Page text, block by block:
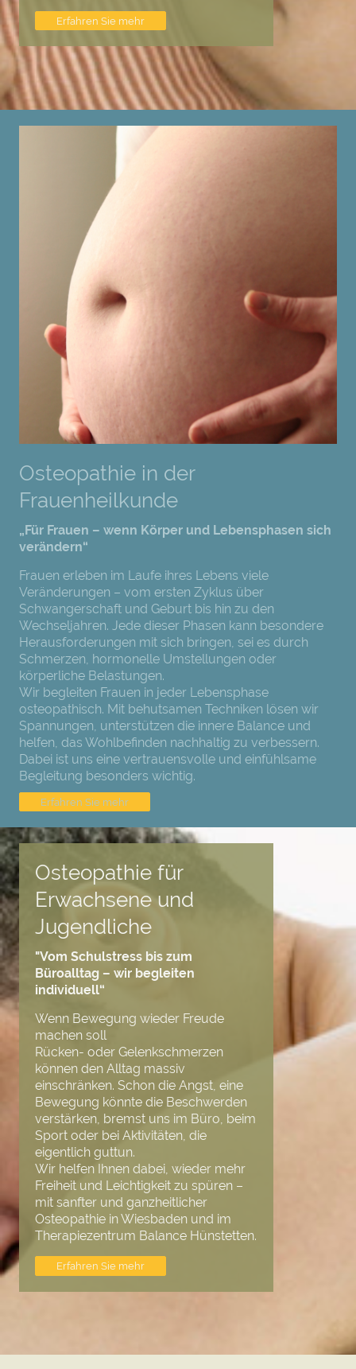
Erfahren Sie mehr
Osteopathie in der
Frauenheilkunde
„Für Frauen – wenn Körper und Lebensphasen sich
verändern“
Frauen erleben im Laufe ihres Lebens viele
Veränderungen – vom ersten Zyklus über
Schwangerschaft und Geburt bis hin zu den
Wechseljahren. Jede dieser Phasen kann besondere
Herausforderungen mit sich bringen, sei es durch
Schmerzen, hormonelle Umstellungen oder
körperliche Belastungen.
Wir begleiten Frauen in jeder Lebensphase
osteopathisch. Mit behutsamen Techniken lösen wir
Spannungen, unterstützen die innere Balance und
helfen, das Wohlbefinden nachhaltig zu verbessern.
Dabei ist uns eine vertrauensvolle und einfühlsame
Begleitung besonders wichtig.
Erfahren Sie mehr
Osteopathie für
Erwachsene und
Jugendliche
"Vom Schulstress bis zum
Büroalltag – wir begleiten
individuell“
Wenn Bewegung wieder Freude
machen soll
Rücken- oder Gelenkschmerzen
können den Alltag massiv
einschränken. Schon die Angst, eine
Bewegung könnte die Beschwerden
verstärken, bremst uns im Büro, beim
Sport oder bei Aktivitäten, die
eigentlich guttun.
Wir helfen Ihnen dabei, wieder mehr
Freiheit und Leichtigkeit zu spüren –
mit sanfter und ganzheitlicher
Osteopathie in Wiesbaden und im
Therapiezentrum Balance Hünstetten.
Erfahren Sie mehr